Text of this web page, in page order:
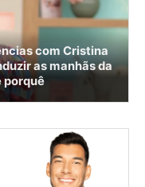
com Cristina
as manhãs da
porquê